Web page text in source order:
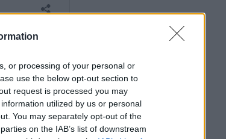
or processing of your personal or
use the below opt-out section to
request is processed you may
utilized by us or personal
You may separately opt-out of the
on the IAB’s list of downstream
jelen